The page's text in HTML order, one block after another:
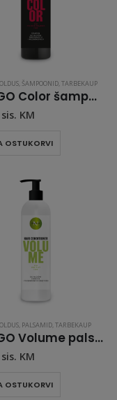
, ŠAMPOONID,TARBEKAUP
NATIGO Color šampoon 500 ml
sis. KM
OSTUKORVI
, PALSAMID,TARBEKAUP
NATIGO Volume palsam 500 ml
sis. KM
OSTUKORVI